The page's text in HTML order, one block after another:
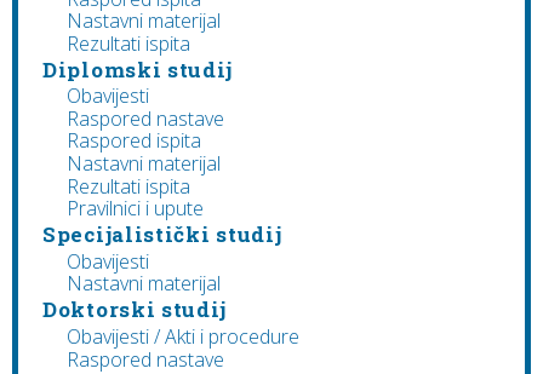
Nastavni materijal
Rezultati ispita
Diplomski studij
Obavijesti
Raspored nastave
Raspored ispita
Nastavni materijal
Rezultati ispita
Pravilnici i upute
Specijalistički studij
Obavijesti
Nastavni materijal
Doktorski studij
Obavijesti / Akti i procedure
Raspored nastave